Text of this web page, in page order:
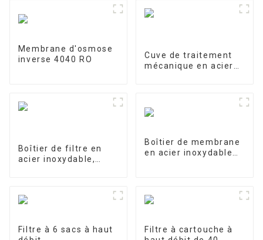
Membrane d'osmose
inverse 4040 RO
Cuve de traitement
mécanique en acier
Boîtier de filtre en
acier inoxydable,
Boîtier de membrane
en acier inoxydable
Filtre à 6 sacs à haut
Filtre à cartouche à